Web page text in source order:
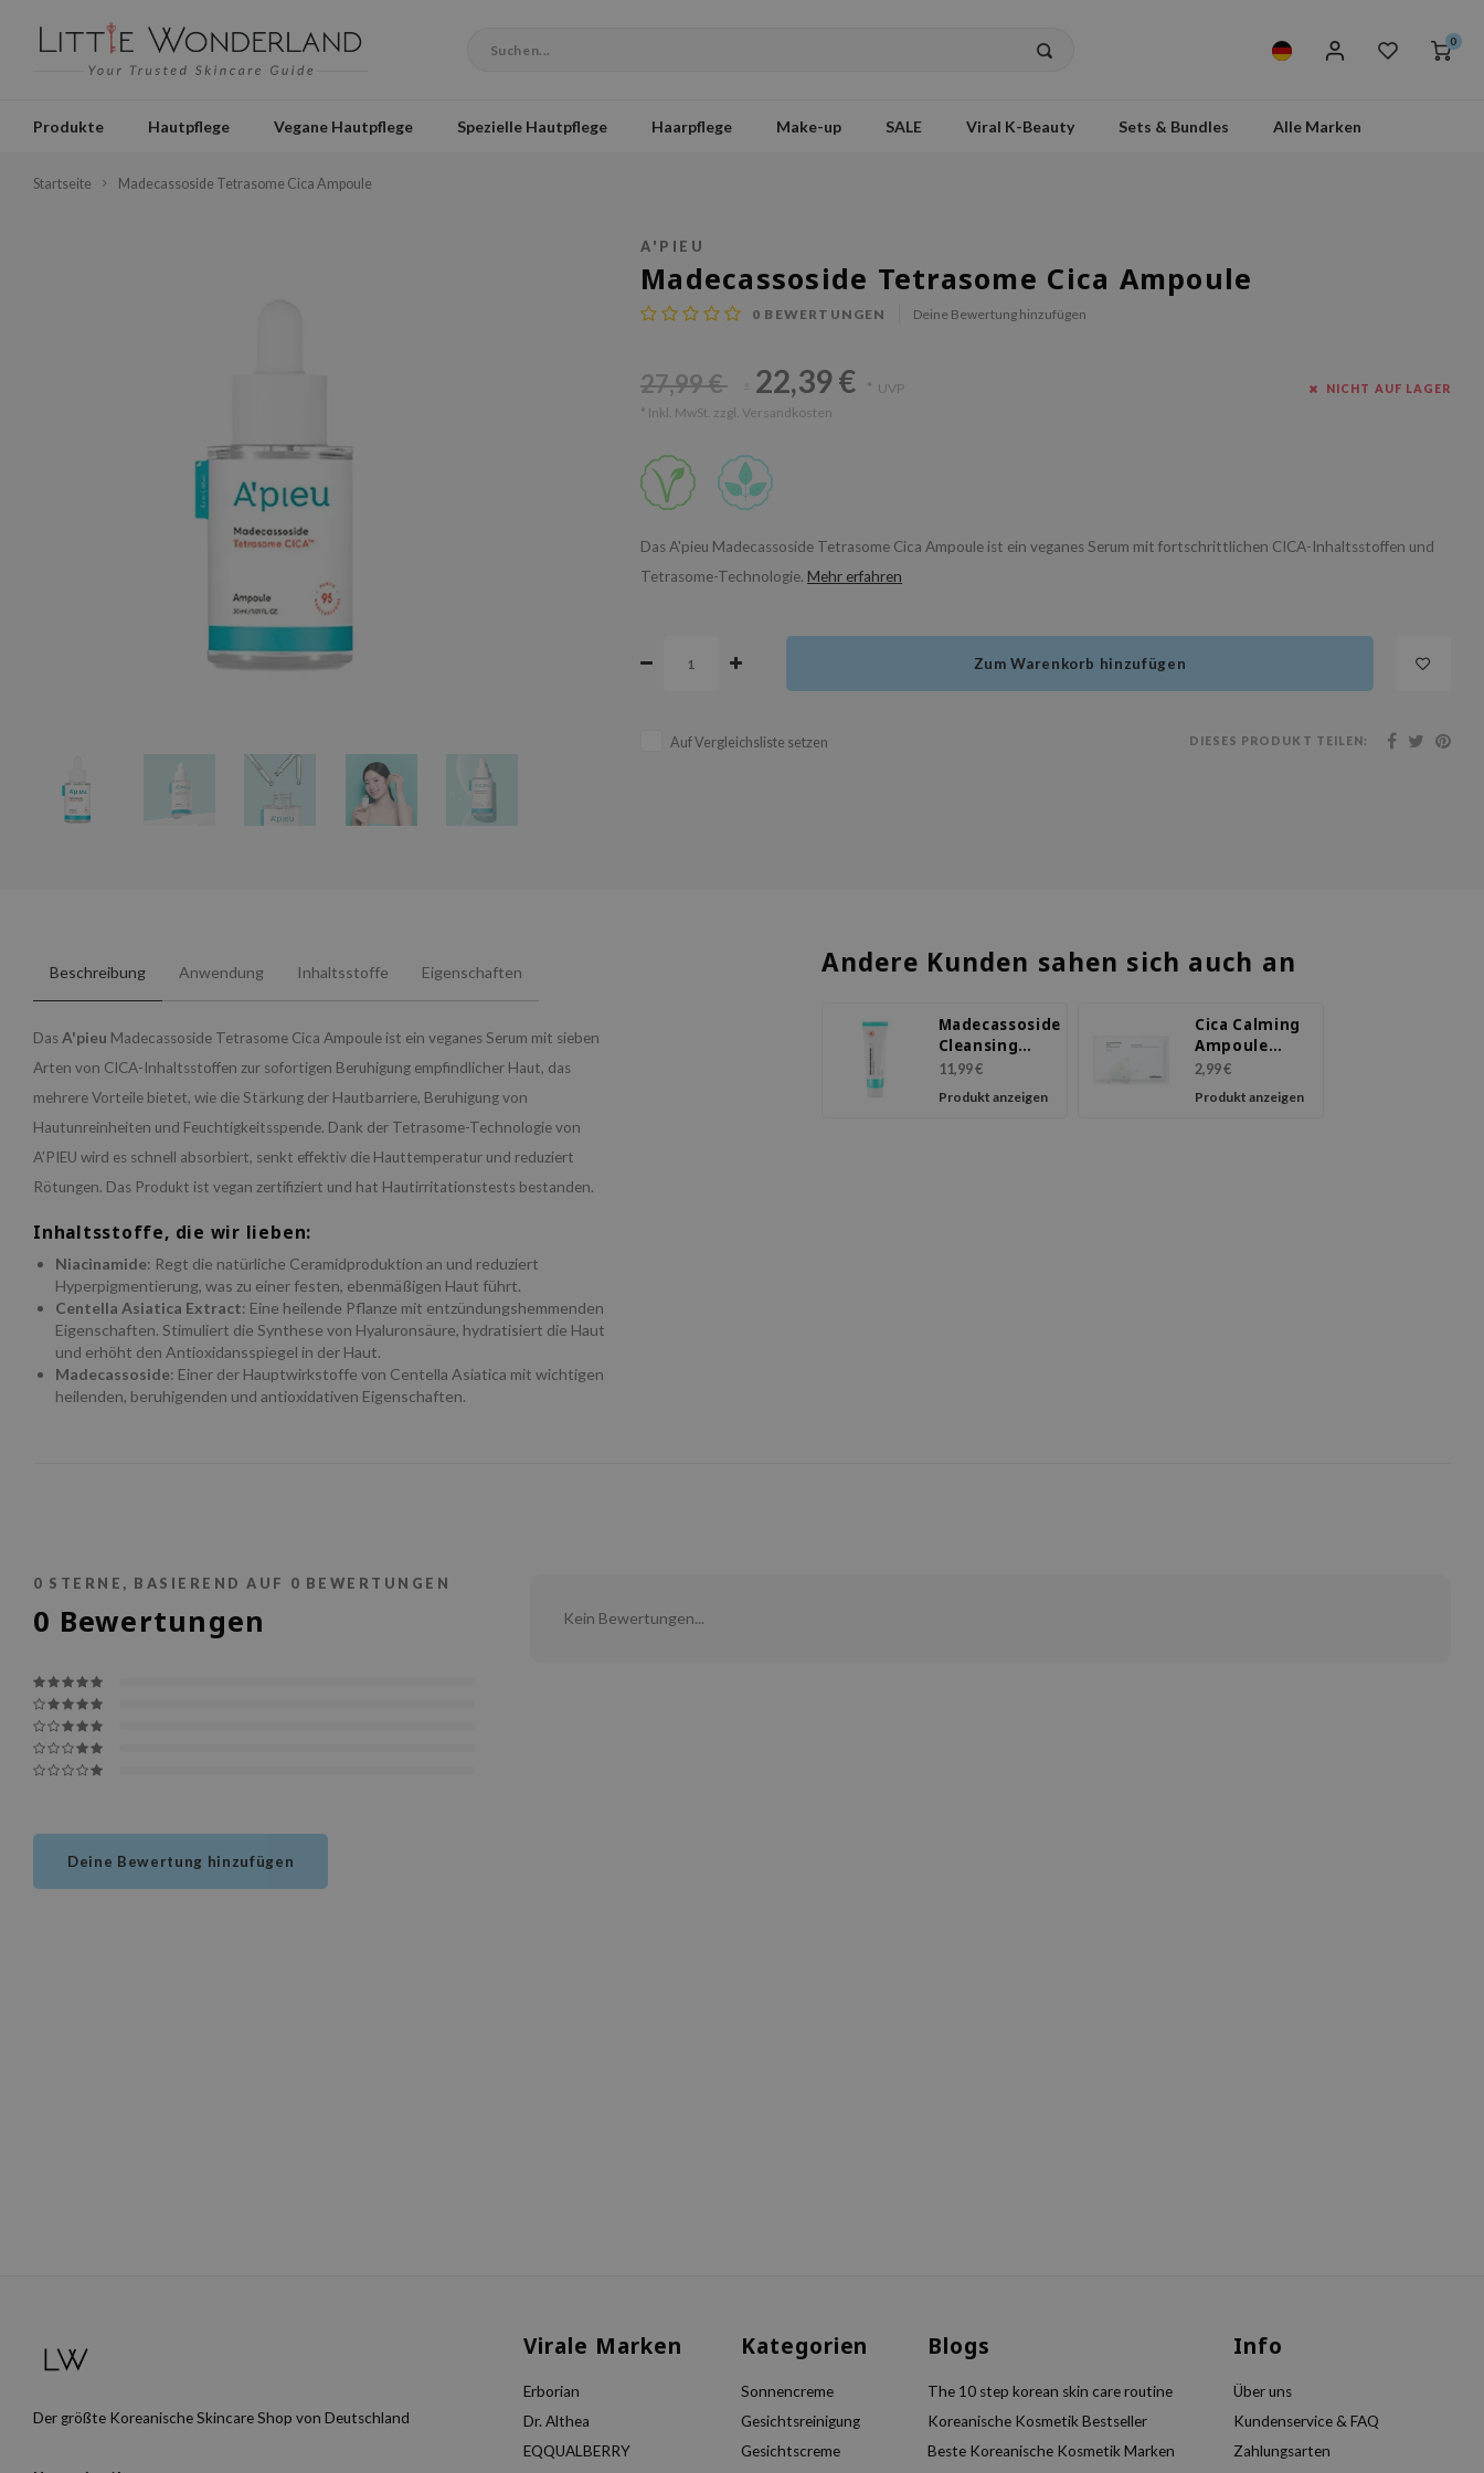
0
Produkte Hautpflege Vegane Hautpflege Spezielle Hautpflege Haarpflege Make-up SALE Viral K-Beauty Sets & Bundles Alle Marken
Startseite Madecassoside Tetrasome Cica Ampoule
A'PIEU
Madecassoside Tetrasome Cica Ampoule
0 BEWERTUNGEN Deine Bewertung hinzufügen
27,99 € 22,39 € * UVP
* Inkl. MwSt. zzgl. Versandkosten
NICHT AUF LAGER
Das A'pieu Madecassoside Tetrasome Cica Ampoule ist ein veganes Serum mit fortschrittlichen CICA-Inhaltsstoffen und
Tetrasome-Technologie. Mehr erfahren
Zum Warenkorb hinzufügen
Auf Vergleichsliste setzen DIESES PRODUKT TEILEN:
Beschreibung Anwendung Inhaltsstoffe Eigenschaften
DasA'pieu Madecassoside Tetrasome Cica Ampoule ist ein veganes Serum mit sieben
Arten von CICA-Inhaltsstoffen zur sofortigen Beruhigung empfindlicher Haut, das
mehrere Vorteile bietet, wie die Stärkung der Hautbarriere, Beruhigung von
Hautunreinheiten und Feuchtigkeitsspende. Dank der Tetrasome-Technologie von
A'PIEU wird es schnell absorbiert, senkt effektiv die Hauttemperatur und reduziert
Rötungen. Das Produkt ist vegan zertifiziert und hat Hautirritationstests bestanden.
Inhaltsstoffe, die wir lieben:
Niacinamide: Regt die natürliche Ceramidproduktion an und reduziert
Hyperpigmentierung, was zu einer festen, ebenmäßigen Haut führt.
Centella Asiatica Extract: Eine heilende Pflanze mit entzündungshemmenden
Eigenschaften. Stimuliert die Synthese von Hyaluronsäure, hydratisiert die Haut
und erhöht den Antioxidansspiegel in der Haut.
Madecassoside: Einer der Hauptwirkstoffe von Centella Asiatica mit wichtigen
heilenden, beruhigenden und antioxidativen Eigenschaften.
Andere Kunden sahen sich auch an
Madecassoside
Cleansing
Foam
11,99 €
Produkt anzeigen
Cica Calming
Ampoule
Mask
2,99 €
Produkt anzeigen
0 STERNE, BASIEREND AUF 0 BEWERTUNGEN
0 Bewertungen
Deine Bewertung hinzufügen
Kein Bewertungen...
Der größte Koreanische Skincare Shop von Deutschland
Virale Marken
Erborian
Dr. Althea
EQQUALBERRY
Kategorien
Sonnencreme
Gesichtsreinigung
Gesichtscreme
Blogs
The 10 step korean skin care routine
Koreanische Kosmetik Bestseller
Beste Koreanische Kosmetik Marken
Info
Über uns
Kundenservice & FAQ
Zahlungsarten